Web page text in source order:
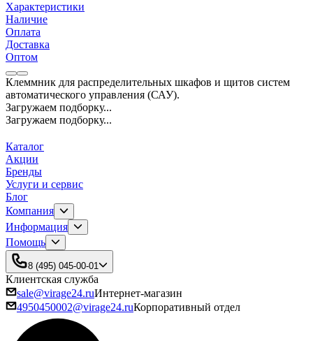
Характеристики
Наличие
Оплата
Доставка
Оптом
Клеммник для распределительных шкафов и щитов систем
автоматического управления (САУ).
Загружаем подборку...
Загружаем подборку...
Каталог
Акции
Бренды
Услуги и сервис
Блог
Компания
Информация
Помощь
8 (495) 045-00-01
Клиентская служба
sale@virage24.ruИнтернет-магазин
4950450002@virage24.ruКорпоративный отдел